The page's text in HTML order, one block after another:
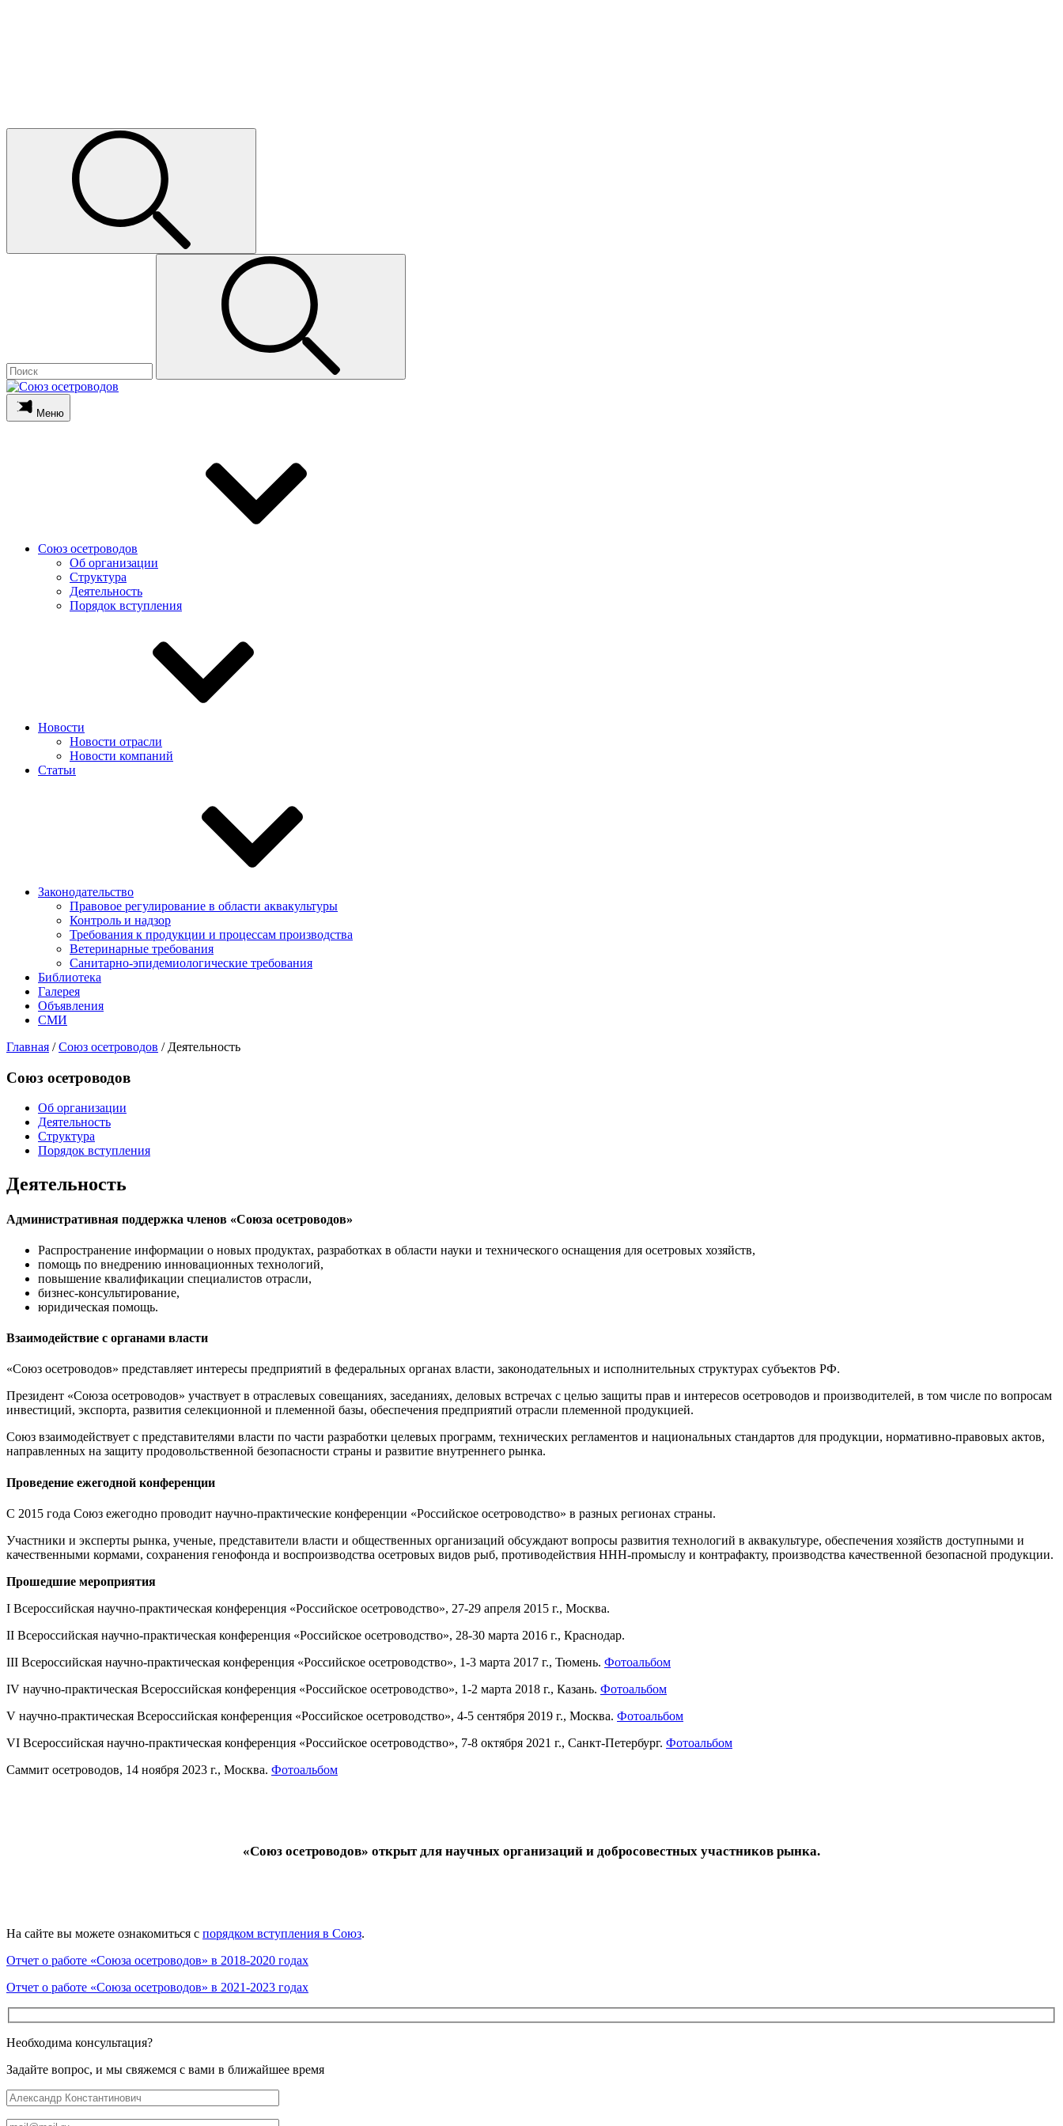
Меню
Союз осетроводов
Об организации
Структура
Деятельность
Порядок вступления
Новости
Новости отрасли
Новости компаний
Статьи
Законодательство
Правовое регулирование в области аквакультуры
Контроль и надзор
Требования к продукции и процессам производства
Ветеринарные требования
Санитарно-эпидемиологические требования
Библиотека
Галерея
Объявления
СМИ
Главная /Союз осетроводов / Деятельность
Союз осетроводов
Об организации
Деятельность
Структура
Порядок вступления
Деятельность
Административная поддержка членов «Союза осетроводов»
Распространение информации о новых продуктах, разработках в области науки и технического оснащения для осетровых хозяйств,
помощь по внедрению инновационных технологий,
повышение квалификации специалистов отрасли,
бизнес-консультирование,
юридическая помощь.
Взаимодействие с органами власти
«Союз осетроводов» представляет интересы предприятий в федеральных органах власти, законодательных и исполнительных структурах субъектов РФ.
Президент «Союза осетроводов» участвует в отраслевых совещаниях, заседаниях, деловых встречах с целью защиты прав и интересов осетроводов и производителей, в том числе по вопросам
инвестиций, экспорта, развития селекционной и племенной базы, обеспечения предприятий отрасли племенной продукцией.
Союз взаимодействует с представителями власти по части разработки целевых программ, технических регламентов и национальных стандартов для продукции, нормативно-правовых актов,
направленных на защиту продовольственной безопасности страны и развитие внутреннего рынка.
Проведение ежегодной конференции
С 2015 года Союз ежегодно проводит научно-практические конференции «Российское осетроводство» в разных регионах страны.
Участники и эксперты рынка, ученые, представители власти и общественных организаций обсуждают вопросы развития технологий в аквакультуре, обеспечения хозяйств доступными и
качественными кормами, сохранения генофонда и воспроизводства осетровых видов рыб, противодействия ННН-промыслу и контрафакту, производства качественной безопасной продукции.
Прошедшие мероприятия
I Всероссийская научно-практическая конференция «Российское осетроводство», 27-29 апреля 2015 г., Москва.
II Всероссийская научно-практическая конференция «Российское осетроводство», 28-30 марта 2016 г., Краснодар.
III Всероссийская научно-практическая конференция «Российское осетроводство», 1-3 марта 2017 г., Тюмень. Фотоальбом
IV научно-практическая Всероссийская конференция «Российское осетроводство», 1-2 марта 2018 г., Казань. Фотоальбом
V научно-практическая Всероссийская конференция «Российское осетроводство», 4-5 сентября 2019 г., Москва. Фотоальбом
VI Всероссийская научно-практическая конференция «Российское осетроводство», 7-8 октября 2021 г., Санкт-Петербург. Фотоальбом
Саммит осетроводов, 14 ноября 2023 г., Москва. Фотоальбом
«Союз осетроводов» открыт для научных организаций и добросовестных участников рынка.
На сайте вы можете ознакомиться с порядком вступления в Союз.
Отчет о работе «Союза осетроводов» в 2018-2020 годах
Отчет о работе «Союза осетроводов» в 2021-2023 годах
Необходима консультация?
Задайте вопрос, и мы свяжемся с вами в ближайшее время